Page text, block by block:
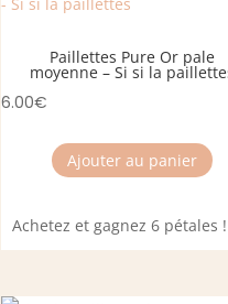
Paillettes Pure Or pale
moyenne – Si si la
6.00€
Ajouter au panier
Achetez et gagnez 6 pétales !